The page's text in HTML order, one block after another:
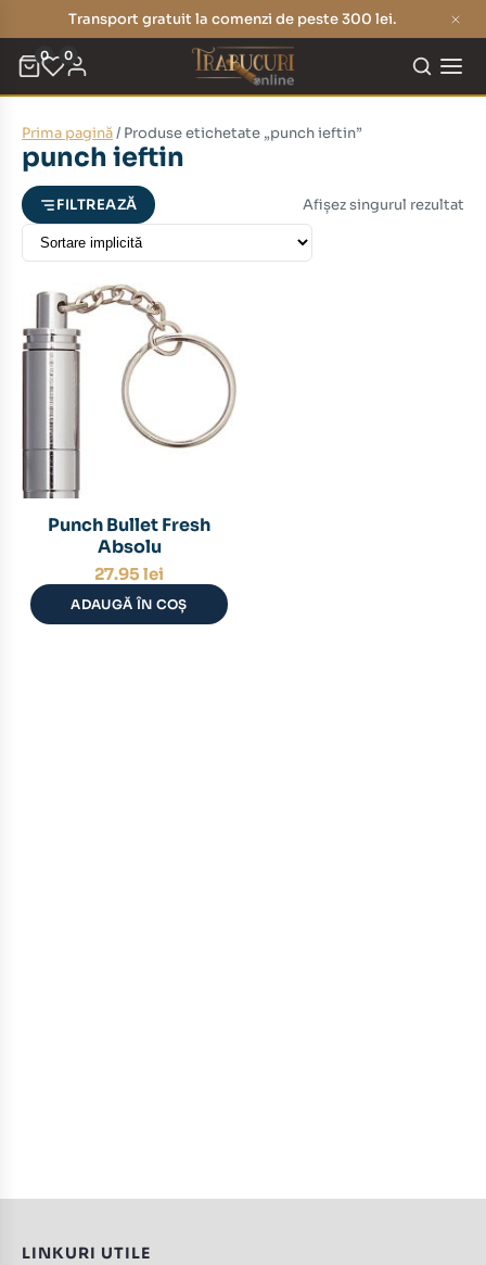
Transport gratuit la comenzi de peste 300 lei.
0 0
Prima pagină/ Produse etichetate „punch ieftin”
punch ieftin
FILTREAZĂ Afișez singurul rezultat
Punch Bullet Fresh
Absolu
27.95 lei
ADAUGĂ ÎN COȘ
LINKURI UTILE